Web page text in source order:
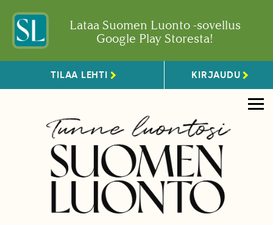
Lataa Suomen Luonto -sovellus
Google Play Storesta!
TILAA LEHTI KIRJAUDU